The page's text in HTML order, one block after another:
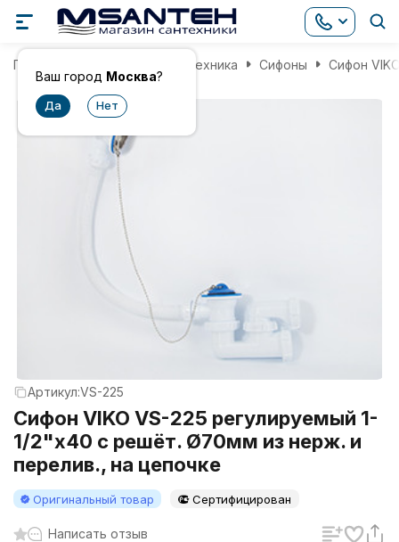
Ваш город Москва?
Главная Инженерная сантехника Сифоны Сифон
Артикул:VS-225
Сифон VIKO VS-225 регулируемый 1-
1/2"х40 с решёт. Ø70мм из нерж. и
перелив., на цепочке
Оригинальный товар Сертифицирован
Написать отзыв